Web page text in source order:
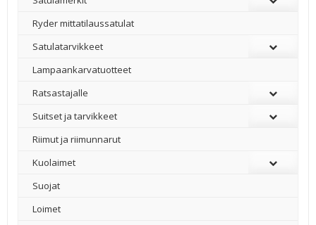
Ryder mittatilaussatulat
Satulatarvikkeet
–
Lampaankarvatuotteet
Ratsastajalle
Suitset ja tarvikkeet
Riimut ja riimunnarut
Kuolaimet
Suojat
Loimet